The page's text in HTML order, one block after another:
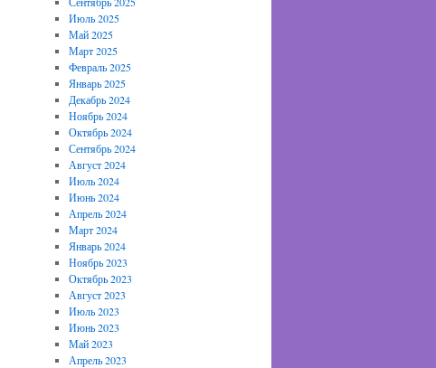
Июль 2025
Май 2025
Март 2025
Февраль 2025
Январь 2025
Декабрь 2024
Ноябрь 2024
Октябрь 2024
Сентябрь 2024
Август 2024
Июль 2024
Июнь 2024
Апрель 2024
Март 2024
Январь 2024
Ноябрь 2023
Октябрь 2023
Август 2023
Июль 2023
Июнь 2023
Май 2023
Апрель 2023